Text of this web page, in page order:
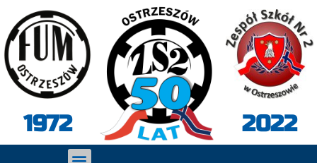
1972 2022